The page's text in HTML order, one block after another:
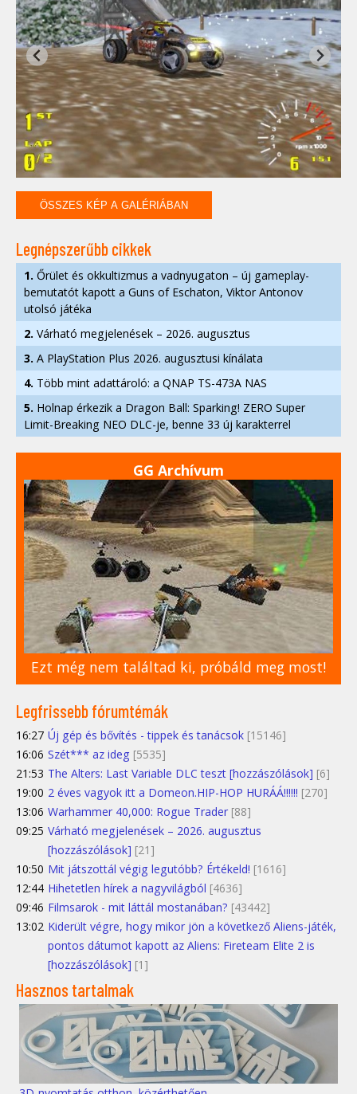
ÖSSZES KÉP A GALÉRIÁBAN
Legnépszerűbb cikkek
1. Őrület és okkultizmus a vadnyugaton – új gameplay-
bemutatót kapott a Guns of Eschaton, Viktor Antonov
utolsó játéka
2. Várható megjelenések – 2026. augusztus
3. A PlayStation Plus 2026. augusztusi kínálata
4. Több mint adattároló: a QNAP TS-473A NAS
5. Holnap érkezik a Dragon Ball: Sparking! ZERO Super
Limit-Breaking NEO DLC-je, benne 33 új karakterrel
GG Archívum
Ezt még nem találtad ki, próbáld meg most!
Legfrissebb fórumtémák
16:27 Új gép és bővítés - tippek és tanácsok [15146]
16:06 Szét*** az ideg [5535]
21:53 The Alters: Last Variable DLC teszt [hozzászólások] [6]
19:00 2 éves vagyok itt a Domeon.HIP-HOP HURÁÁ!!!!!! [270]
13:06 Warhammer 40,000: Rogue Trader [88]
09:25 Várható megjelenések – 2026. augusztus
[hozzászólások] [21]
10:50 Mit játszottál végig legutóbb? Értékeld! [1616]
12:44 Hihetetlen hírek a nagyvilágból [4636]
09:46 Filmsarok - mit láttál mostanában? [43442]
13:02 Kiderült végre, hogy mikor jön a következő Aliens-játék,
pontos dátumot kapott az Aliens: Fireteam Elite 2 is
[hozzászólások] [1]
Hasznos tartalmak